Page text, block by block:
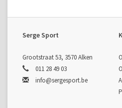
Serge Sport
Grootstraat 53, 3570 Alken
011 28 49 03
info@sergesport.be